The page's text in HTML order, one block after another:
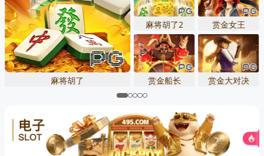
麻将胡了
麻将胡了2 赏金女王
赏金船长 赏金大对决
先点击，再“添加到主屏幕”